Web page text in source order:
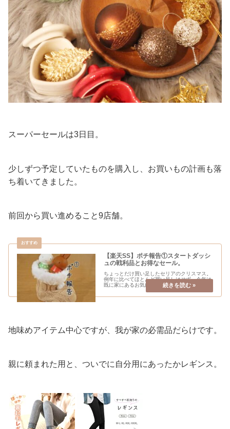
スーパーセールは3日目。
少しずつ予定していたものを購入し、お買いもの計画も落
ち着いてきました。
前回から買い進めること9店舗。
【楽天SS】ポチ報告①スタートダッシ
ュの戦利品とお得なセール。
ちょっとだけ買い足したセリアのクリスマス。
例年に比べてほとんど買い足しはせず、今年は
既に家にあるお気に入りに囲まれたクリスマス
なるのはお正月モノ。 クリスマスアイテムに今
地味めアイテム中心ですが、我が家の必需品だらけです。
親に頼まれた用と、ついでに自分用にあったかレギンス。